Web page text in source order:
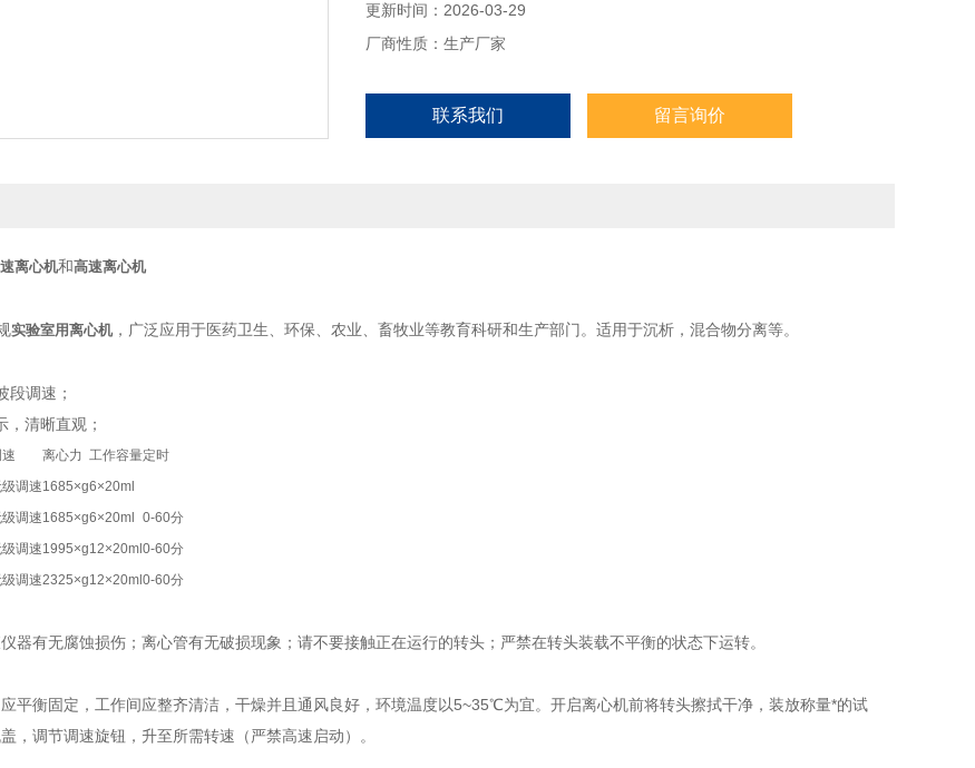
更新时间：2026-03-29
厂商性质：生产厂家
联系我们 留言询价
离心机和高速离心机
实验室用离心机，广泛应用于医药卫生、环保、农业、畜牧业等教育科研和生产部门。适用于沉析，混合物分离等。
调速；
清晰直观；
离心力 工作容量定时
调速1685×g6×20ml
调速1685×g6×20ml
0-60分
调速1995×g12×20ml 0-60分
调速2325×g12×20ml 0-60分
器有无腐蚀损伤；离心管有无破损现象；请不要接触正在运行的转头；严禁在转头装载不平衡的状态下运转。
平衡固定，工作间应整齐清洁，干燥并且通风良好，环境温度以5~35℃为宜。开启离心机前将转头擦拭干净，装放称量*的试
，调节调速旋钮，升至所需转速（严禁高速启动）。